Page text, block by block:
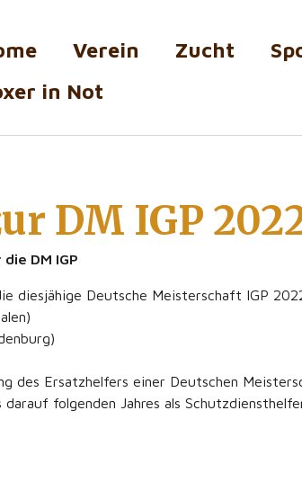
Verein Zucht
in Not
DM IGP
DM IGP
diesjähige Deutsche Meisterschaft IGP
des Ersatzhelfers einer Deutschen
folgenden Jahres als